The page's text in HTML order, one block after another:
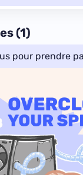
(1)
pour prendre